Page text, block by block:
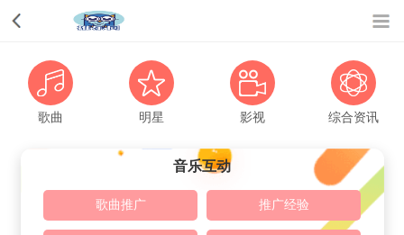
歌曲 明星 影视 综合资讯
音乐互动
歌曲推广 推广经验